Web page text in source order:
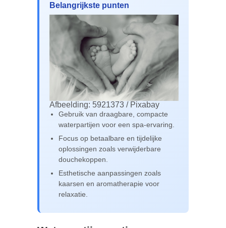
Belangrijkste punten
Afbeelding: 5921373 / Pixabay
Gebruik van draagbare, compacte
waterpartijen voor een spa-ervaring.
Focus op betaalbare en tijdelijke
oplossingen zoals verwijderbare
douchekoppen.
Esthetische aanpassingen zoals
kaarsen en aromatherapie voor
relaxatie.